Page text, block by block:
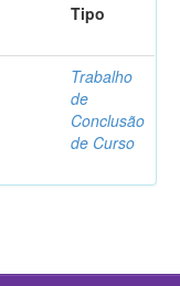
Tipo
Trabalho
de
Conclusão
de Curso